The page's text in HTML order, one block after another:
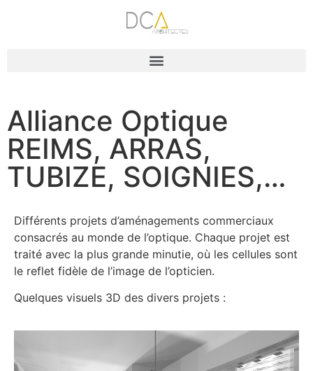
Alliance Optique
REIMS, ARRAS,
TUBIZE, SOIGNIES,…
Différents projets d’aménagements commerciaux
consacrés au monde de l’optique. Chaque projet est
traité avec la plus grande minutie, où les cellules sont
le reflet fidèle de l’image de l’opticien.
Quelques visuels 3D des divers projets :